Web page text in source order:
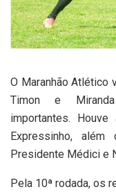
O Maranhão Atlético
Timon e
importantes.
Expressinho,
Presidente Médici e
Pela 10ª rodada, os